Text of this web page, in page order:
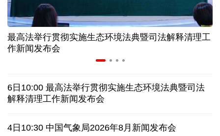
7月份中国仓储指数保持扩张 行业运行韧性较强
金价大反弹！黄金以旧换新业务火热，记者探访
泰国发生校园枪击案 致7人死亡 17人伤 凶手疑自杀
特朗普再签行政令 禁止"生育旅游"收紧"出生公民权"
最高法举行贯彻实施生态环境法典暨司法解释清理工
作新闻发布会
6日10:00 最高法举行贯彻实施生态环境法典暨司法
解释清理工作新闻发布会
4日10:30 中国气象局2026年8月新闻发布会